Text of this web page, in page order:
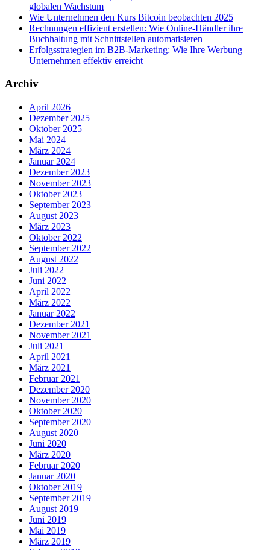
globalen Wachstum
Wie Unternehmen den Kurs Bitcoin beobachten 2025
Rechnungen effizient erstellen: Wie Online-Händler ihre
Buchhaltung mit Schnittstellen automatisieren
Erfolgsstrategien im B2B-Marketing: Wie Ihre Werbung
Unternehmen effektiv erreicht
Archiv
April 2026
Dezember 2025
Oktober 2025
Mai 2024
März 2024
Januar 2024
Dezember 2023
November 2023
Oktober 2023
September 2023
August 2023
März 2023
Oktober 2022
September 2022
August 2022
Juli 2022
Juni 2022
April 2022
März 2022
Januar 2022
Dezember 2021
November 2021
Juli 2021
April 2021
März 2021
Februar 2021
Dezember 2020
November 2020
Oktober 2020
September 2020
August 2020
Juni 2020
März 2020
Februar 2020
Januar 2020
Oktober 2019
September 2019
August 2019
Juni 2019
Mai 2019
März 2019